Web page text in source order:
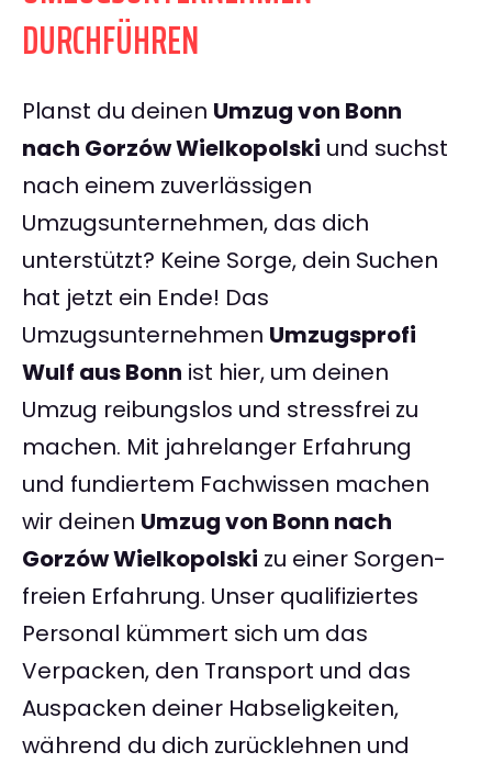
DURCHFÜHREN
Planst du deinen Umzug von Bonn
nach Gorzów Wielkopolski und suchst
nach einem zuverlässigen
Umzugsunternehmen, das dich
unterstützt? Keine Sorge, dein Suchen
hat jetzt ein Ende! Das
Umzugsunternehmen Umzugsprofi
Wulf aus Bonn ist hier, um deinen
Umzug reibungslos und stressfrei zu
machen. Mit jahrelanger Erfahrung
und fundiertem Fachwissen machen
wir deinen Umzug von Bonn nach
Gorzów Wielkopolski zu einer Sorgen-
freien Erfahrung. Unser qualifiziertes
Personal kümmert sich um das
Verpacken, den Transport und das
Auspacken deiner Habseligkeiten,
während du dich zurücklehnen und